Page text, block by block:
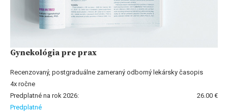
Gynekológia pre prax
Recenzovaný, postgraduálne zameraný odborný lekársky časopis
4x ročne
Predplatné na rok 2026:
26.00 €
Predplatné